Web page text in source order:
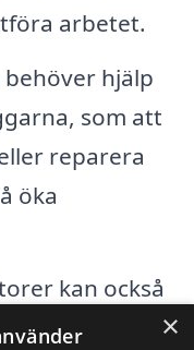
arbetet.
behöver hjälp
som att
reparera
öka
kan också
med hög×